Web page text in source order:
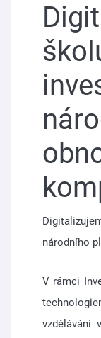
národního
V rámci
vzdělávání